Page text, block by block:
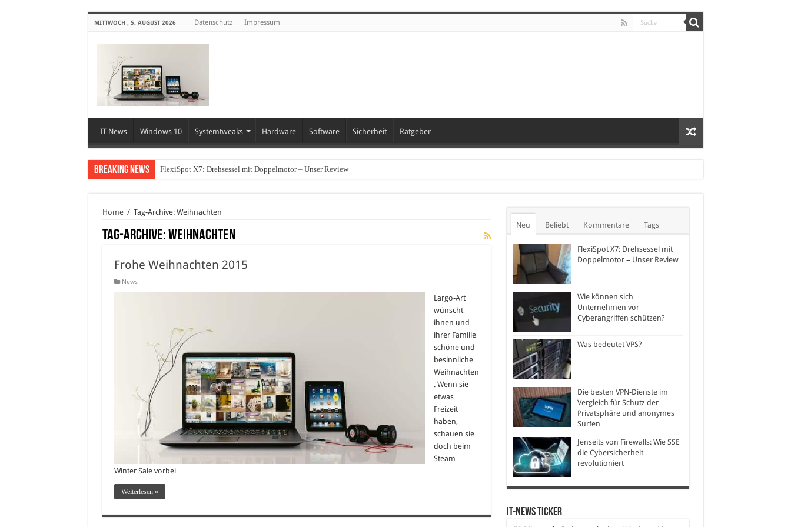
MITTWOCH , 5. AUGUST 2026 Datenschutz Impressum
IT News Windows 10 Systemtweaks Hardware Software Sicherheit Ratgeber
Breaking News FlexiSpot X7: Drehsessel mit Doppelmotor – Unser Review
Home / Tag-Archive: Weihnachten
Tag-Archive:Weihnachten
Frohe Weihnachten 2015
News
Largo-Art
wünscht
ihnen und
ihrer Familie
schöne und
besinnliche
Weihnachten
. Wenn sie
etwas
Freizeit
haben,
schauen sie
doch beim
Steam
Winter Sale vorbei…
Weiterlesen »
Neu Beliebt Kommentare Tags
FlexiSpot X7: Drehsessel mit
Doppelmotor – Unser Review
Wie können sich
Unternehmen vor
Cyberangriffen schützen?
Was bedeutet VPS?
Die besten VPN-Dienste im
Vergleich für Schutz der
Privatsphäre und anonymes
Surfen
Jenseits von Firewalls: Wie SSE
die Cybersicherheit
revolutioniert
IT-News Ticker